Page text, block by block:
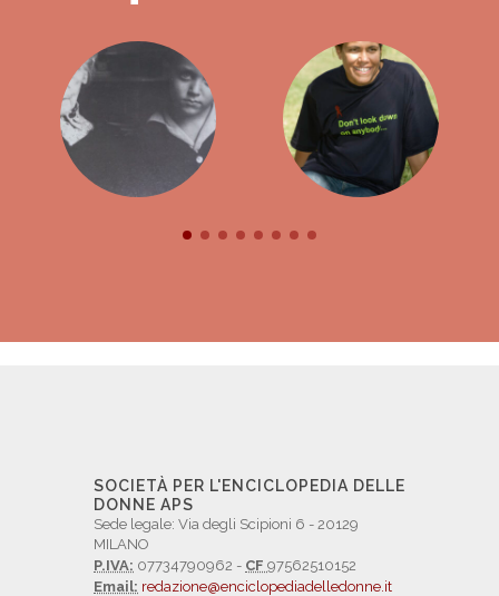
SOCIETÀ PER L'ENCICLOPEDIA DELLE
DONNE APS
Sede legale: Via degli Scipioni 6 - 20129
MILANO
P.IVA: 07734790962 - CF 97562510152
Email: redazione@enciclopediadelledonne.it